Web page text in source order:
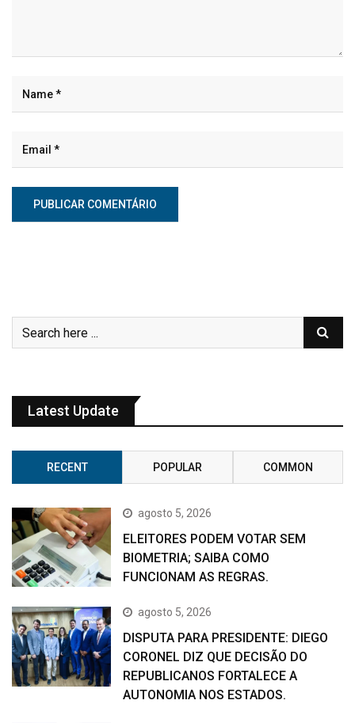
Latest Update
RECENT POPULAR COMMON
agosto 5, 2026
ELEITORES PODEM VOTAR SEM
BIOMETRIA; SAIBA COMO
FUNCIONAM AS REGRAS.
agosto 5, 2026
DISPUTA PARA PRESIDENTE: DIEGO
CORONEL DIZ QUE DECISÃO DO
REPUBLICANOS FORTALECE A
AUTONOMIA NOS ESTADOS.